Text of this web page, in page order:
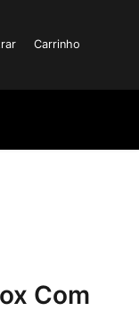
Carrinho
Com